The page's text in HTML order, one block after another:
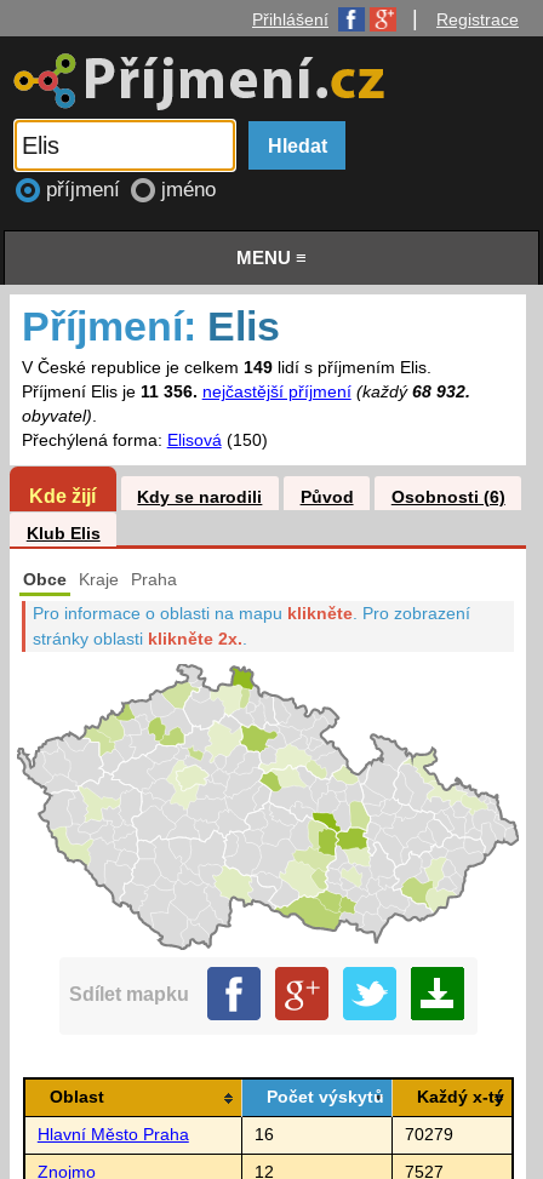
Přihlášení Registrace
příjmení jméno
MENU ≡
Příjmení: Elis
V České republice je celkem 149lidí s příjmením Elis.
Příjmení Elis je 11 356. nejčastější příjmení (každý 68 932.
obyvatel).
Přechýlená forma: Elisová(150)
Kde žijí Kdy se narodili Původ
Osobnosti (6)
Klub Elis
Obce Kraje Praha
Pro informace o oblasti na mapu klikněte Pro zobrazení
stránky oblasti klikněte 2x.
Sdílet mapku
Oblast Počet výskytů Každý x-tý
Hlavní Město Praha 16 70279
Znojmo 12 7527